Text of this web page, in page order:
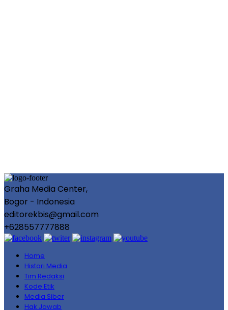
Graha Media Center,
Bogor - Indonesia
editorekbis@gmail.com
+628557777888
Home
Histori Media
Tim Redaksi
Kode Etik
Media Siber
Hak Jawab